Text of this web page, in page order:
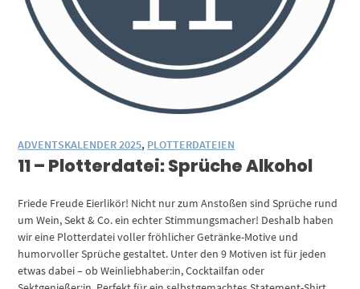
ADVENTSKALENDER 2025, PLOTTERDATEIEN
11 – Plotterdatei: Sprüche Alkohol
Friede Freude Eierlikör! Nicht nur zum Anstoßen sind Sprüche rund
um Wein, Sekt & Co. ein echter Stimmungsmacher! Deshalb haben
wir eine Plotterdatei voller fröhlicher Getränke-Motive und
humorvoller Sprüche gestaltet. Unter den 9 Motiven ist für jeden
etwas dabei – ob Weinliebhaber:in, Cocktailfan oder